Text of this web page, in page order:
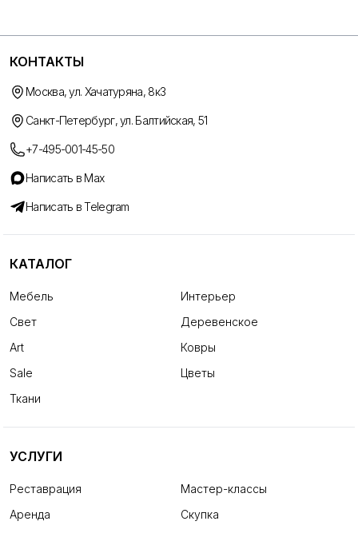
КОНТАКТЫ
Москва, ул. Хачатуряна, 8к3
Санкт-Петербург, ул. Балтийская, 51
+7-495-001-45-50
Написать в Max
Написать в Telegram
КАТАЛОГ
Мебель
Интерьер
Свет
Деревенское
Art
Ковры
Sale
Цветы
Ткани
УСЛУГИ
Реставрация
Мастер-классы
Аренда
Скупка